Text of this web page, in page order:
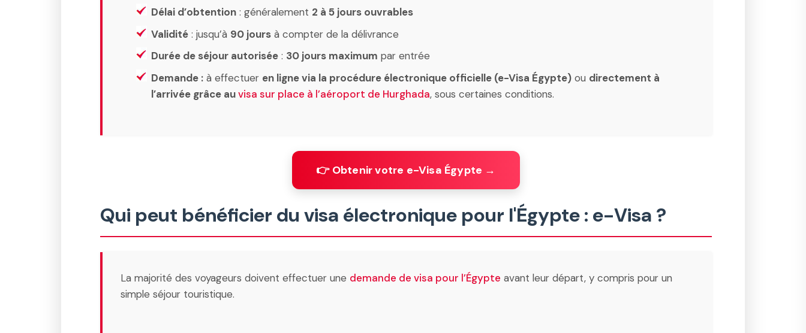
Délai d’obtention : généralement 2 à 5 jours ouvrables
Validité : jusqu’à 90 jours à compter de la délivrance
Durée de séjour autorisée : 30 jours maximum par entrée
Demande : à effectuer en ligne via la procédure électronique officielle (e-Visa Égypte) ou directement à
l’arrivée grâce auvisa sur place à l’aéroport de Hurghada, sous certaines conditions.
👉 Obtenir votre e-Visa Égypte →
Qui peut bénéficier du visa électronique pour l'Égypte : e-Visa ?
La majorité des voyageurs doivent effectuer une demande de visa pour l’Égypte avant leur départ, y compris pour un
simple séjour touristique.